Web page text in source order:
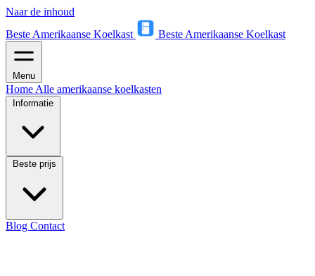
Naar de inhoud
Beste Amerikaanse Koelkast
Beste Amerikaanse Koelkast
Menu
Home Alle amerikaanse koelkasten
Informatie
Beste prijs
Blog Contact